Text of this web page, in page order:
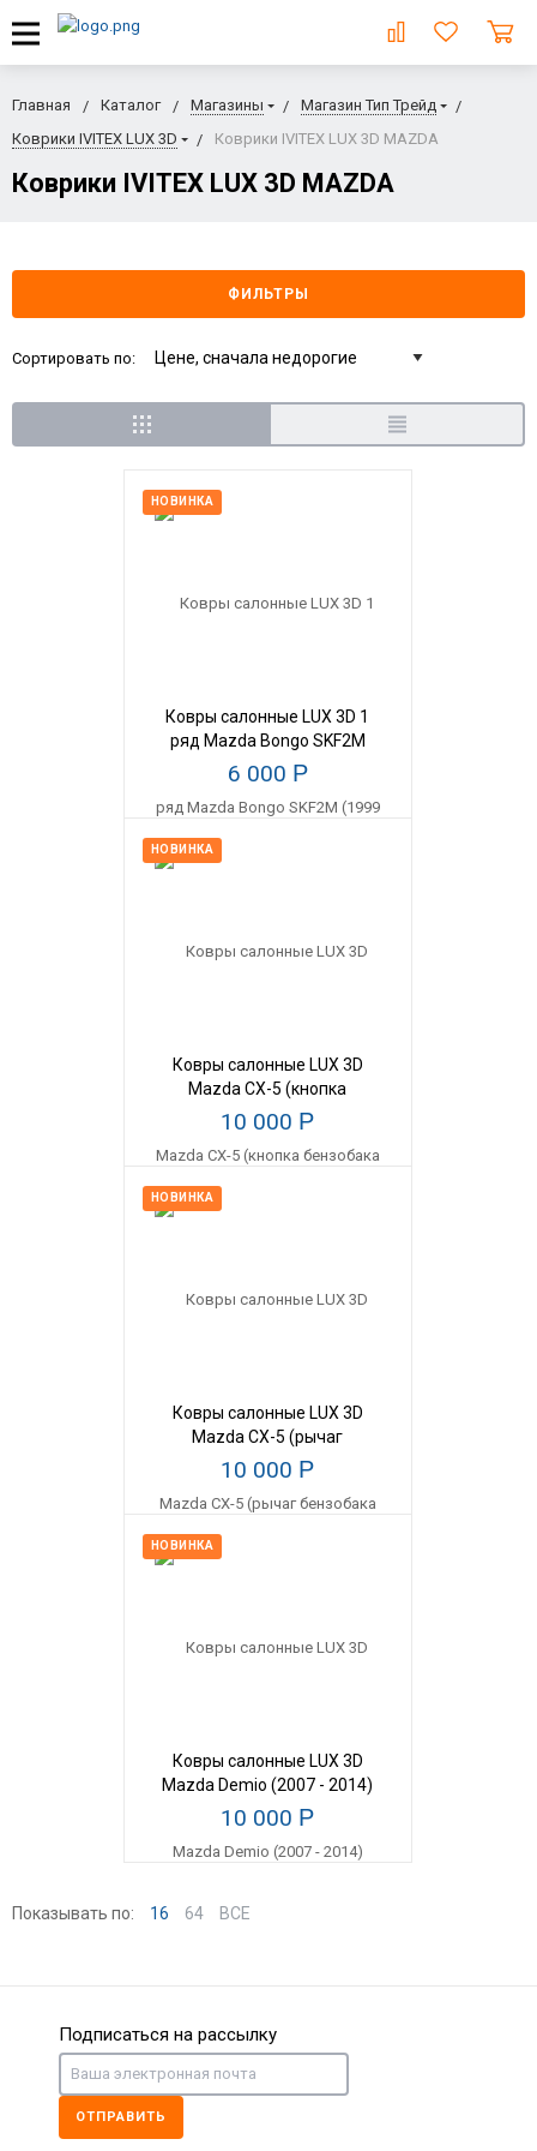
Главная Каталог Магазины
Магазин Тип Трейд
Коврики IVITEX LUX 3D
Коврики IVITEX LUX 3D MAZDA
Коврики IVITEX LUX 3D MAZDA
ФИЛЬТРЫ
Сортировать по:
НОВИНКА
Ковры салонные LUX 3D 1
ряд Mazda Bongo SKF2M
(1999 -)
6 000 Р
НОВИНКА
Ковры салонные LUX 3D
Mazda CX-5 (кнопка
бензобака на панели)
10 000 Р
НОВИНКА
Ковры салонные LUX 3D
Mazda CX-5 (рычаг
бензобака на полу) (2012--)
10 000 Р
НОВИНКА
Ковры салонные LUX 3D
Mazda Demio (2007 - 2014)
10 000 Р
Показывать по: 16 64 ВСЕ
Подписаться на рассылку
ОТПРАВИТЬ